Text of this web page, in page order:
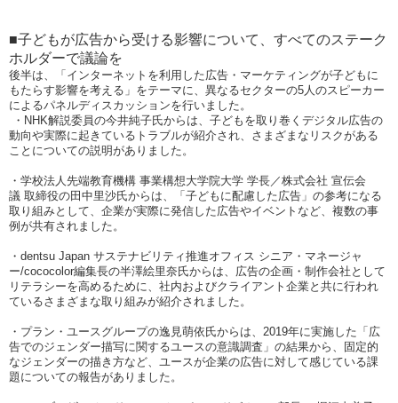
■子どもが広告から受ける影響について、すべてのステーク
ホルダーで議論を
後半は、
「インターネットを利用した広告・マーケティングが子どもに
もたらす影響を考える」 をテーマに 異なるセクターの5 人のスピーカー
によるパネルディスカッションを行いました。
・ NHK解説委員の今井純子氏からは、子どもを取り巻くデジタル広告の
動向や実際に起きているトラブルが紹介され、さまざまなリスクがある
ことについての説明がありました。
・学校法人先端教育機構 事業構想大学院大学 学長／株式会社 宣伝会
議 取締役の田中里沙氏からは、「子どもに配慮した広告」の参考になる
取り組みとして、企業が実際に発信した広告やイベントなど、複数の事
例が共有されました。
・ dentsu Japan サステナビリティ推進オフィス シニア・マネージャ
ー/cococolor編集長の半澤絵里奈氏からは、広告の企画・制作会社として
リテラシーを高めるために、社内およびクライアント企業と共に行われ
ているさまざまな取り組みが紹介されました。
・プラン・ユースグループの逸見萌依氏からは、 2019年に実施した「広
告でのジェンダー描写に関するユースの意識調査」の結果から、固定的
なジェンダーの描き方など、ユースが企業の広告に対して感じている課
題についての報告がありました。